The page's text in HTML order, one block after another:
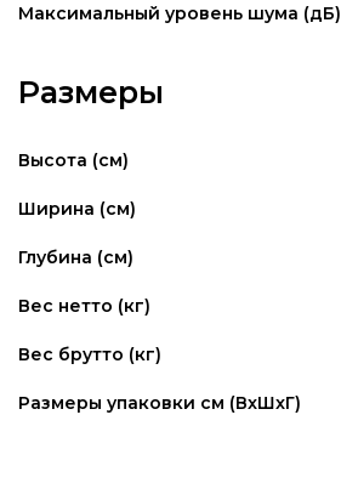
Максимальный уровень шума (дБ)
Размеры
Высота (см)
Ширина (см)
Глубина (см)
Вес нетто (кг)
Вес брутто (кг)
Размеры упаковки см (ВxШxГ)